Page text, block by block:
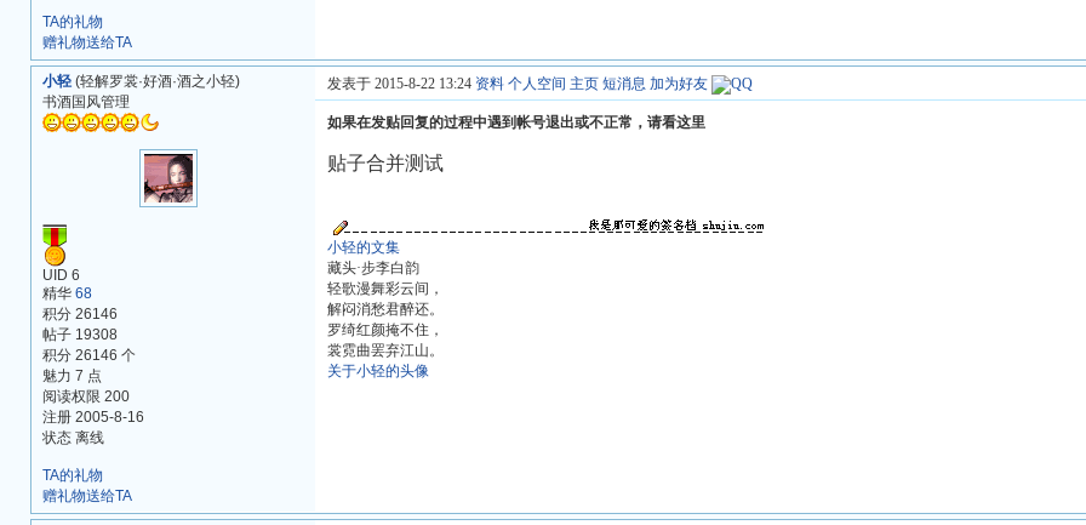
TA的礼物
赠礼物送给TA
小轻 (轻解罗裳·好酒·酒之小轻)
书酒国风管理
UID 6
精华 68
积分 26146
帖子 19308
积分 26146 个
魅力 7 点
阅读权限 200
注册 2005-8-16
状态 离线
TA的礼物
赠礼物送给TA
发表于 2015-8-22 13:24 资料 个人空间 主页 短消息 加为好友
如果在发贴回复的过程中遇到帐号退出或不正常，请看这里
贴子合并测试
小轻的文集
藏头·步李白韵
轻歌漫舞彩云间，
解闷消愁君醉还。
罗绮红颜掩不住，
裳霓曲罢弃江山。
关于小轻的头像